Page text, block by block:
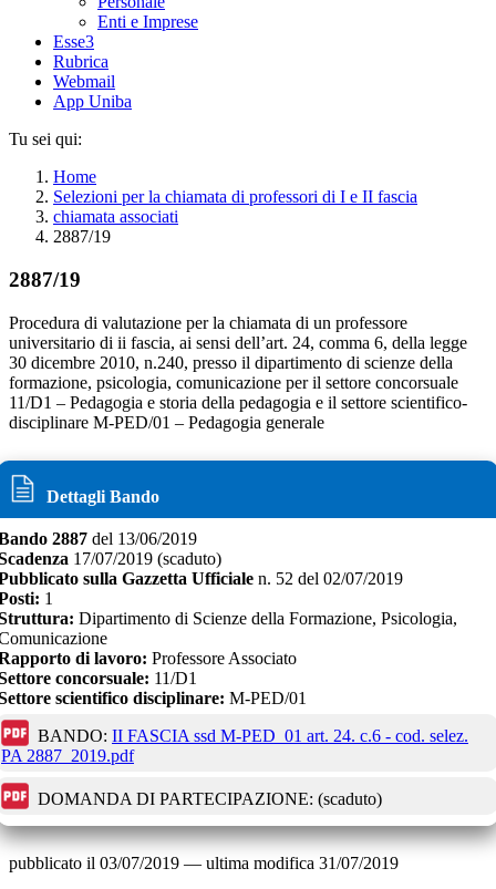
Enti e Imprese
Esse3
Rubrica
Webmail
App Uniba
Tu sei qui:
Home
Selezioni per la chiamata di professori di I e II fascia
chiamata associati
2887/19
2887/19
Procedura di valutazione per la chiamata di un professore
universitario di ii fascia, ai sensi dell’art. 24, comma 6, della legge
30 dicembre 2010, n.240, presso il dipartimento di scienze della
formazione, psicologia, comunicazione per il settore concorsuale
11/D1 – Pedagogia e storia della pedagogia e il settore scientifico-
disciplinare M-PED/01 – Pedagogia generale
Dettagli Bando
2887 del 13/06/2019
17/07/2019 (scaduto)
sulla Gazzetta Ufficiale n. 52 del 02/07/2019
1
Dipartimento di Scienze della Formazione, Psicologia,
di lavoro: Professore Associato
concorsuale: 11/D1
scientifico disciplinare: M-PED/01
BANDO: II FASCIA ssd M-PED_01 art. 24. c.6 - cod. selez.
PA 2887_2019.pdf
DOMANDA DI PARTECIPAZIONE: (scaduto)
pubblicato il 03/07/2019 — ultima modifica 31/07/2019